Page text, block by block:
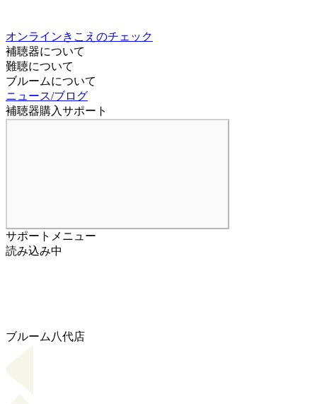
補聴器について
難聴について
ブルームについて
ニュース/ブログ
補聴器購入サポート
読み込み中